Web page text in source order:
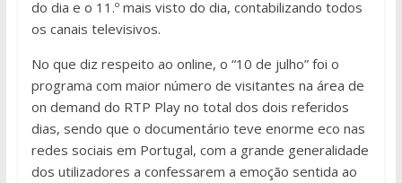
do dia e o 11.º mais visto do dia, contabilizando todos
os canais televisivos.
No que diz respeito ao online, o “10 de julho” foi o
programa com maior número de visitantes na área de
on demand do RTP Play no total dos dois referidos
dias, sendo que o documentário teve enorme eco nas
redes sociais em Portugal, com a grande generalidade
dos utilizadores a confessarem a emoção sentida ao